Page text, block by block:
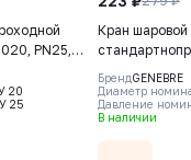
PN25,
шар -
20
25
Кран шаровой
3097 01,
латунь
(CW617N),
БрендGENEBRE
Диаметр
Давление
В наличии